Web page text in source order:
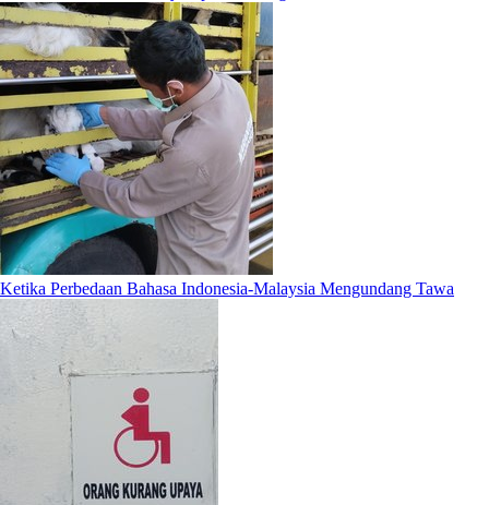
Ketika Perbedaan Bahasa Indonesia-Malaysia Mengundang Tawa